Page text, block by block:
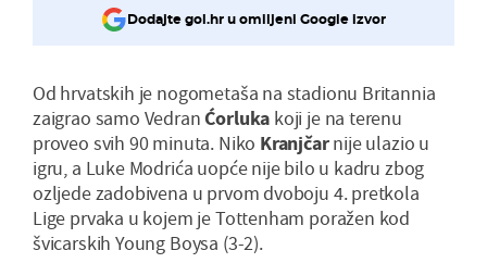
Dodajte gol.hr u omiljeni Google izvor
Od hrvatskih je nogometaša na stadionu Britannia
zaigrao samo VedranĆorluka koji je na terenu
proveo svih 90 minuta. Niko Kranjčarnije ulazio u
igru, a Luke Modrića uopće nije bilo u kadru zbog
ozljede zadobivena u prvom dvoboju 4. pretkola
Lige prvaka u kojem je Tottenham poražen kod
švicarskih Young Boysa (3-2).